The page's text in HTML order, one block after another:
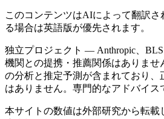
このコンテンツはAIによって翻訳さ
る場合は英語版が優先されます。
独立プロジェクト — Anthropic、
機関との提携・推薦関係はありま
の分析と推定予測が含まれており、
はありません。専門的なアドバイス
本サイトの数値は外部研究から転載